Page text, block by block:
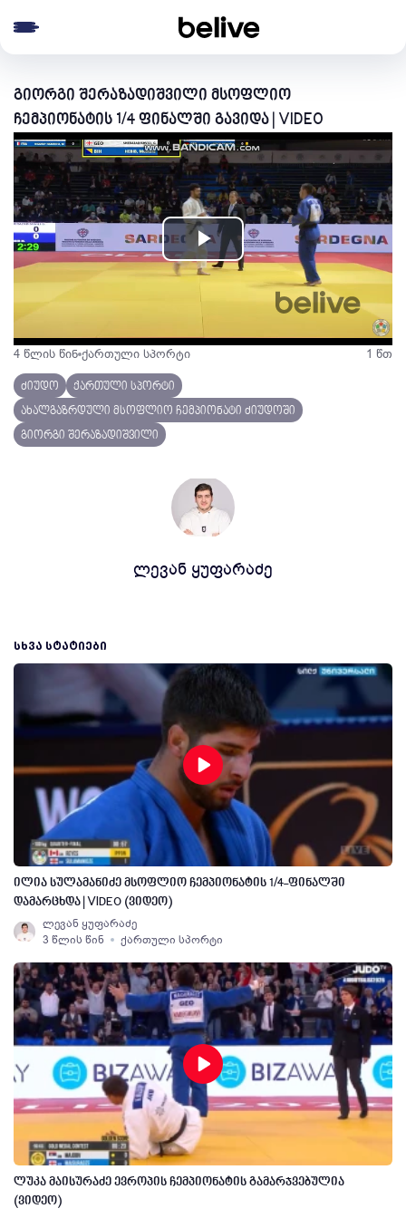
გიორგი შერაზადიშვილი მსოფლიო
ჩემპიონატის 1/4 ფინალში გავიდა | VIDEO
Play
Video
4 წლის წინ ქართული სპორტი 1 წთ
ძიუდო
ქართული სპორტი
ახალგაზრდული მსოფლიო ჩემპიონატი ძიუდოში
გიორგი შერაზადიშვილი
ლევან ყუფარაძე
ᲡᲮᲕᲐ ᲡᲢᲐᲢᲘᲔᲑᲘ
ილია სულამანიძე მსოფლიო ჩემპიონატის 1/4-ფინალში
დამარცხდა | VIDEO (ვიდეო)
ლევან ყუფარაძე
3 წლის წინ
ქართული სპორტი
ლუკა მაისურაძე ევროპის ჩემპიონატის გამარჯვებულია
(ვიდეო)